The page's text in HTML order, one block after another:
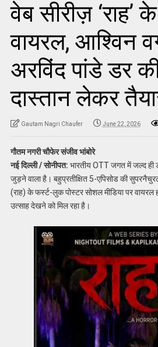
वेब सीरीज़ ‘राह’
वायरल, आश्विन
अरविंद पांडे डर
दास्तान लेकर
Gautam Nagri Chaufer June 22, 2026
गौतम नगरी चौफेर संजीव भांबोरे
नई दिल्ली / सोनीपत: भारतीय OTT जगत में जल्द ही
जुड़ने वाला है। बहुप्रतीक्षित 5-एपिसोड की सुपरनैचुरल
(राह) के फर्स्ट-लुक पोस्टर सोशल मीडिया पर वायरल
उत्साह देखने को मिल रहा है।